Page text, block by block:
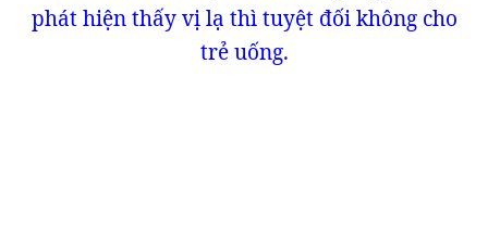
phát hiện thấy vị lạ thì tuyệt đối không cho
trẻ uống.